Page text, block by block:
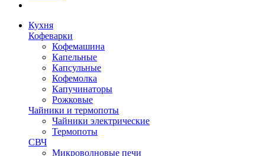
Кухня
Кофеварки
Кофемашина
Капельные
Капсульные
Кофемолка
Капучинаторы
Рожковые
Чайники и термопоты
Чайники электрические
Термопоты
СВЧ
Микроволновые печи